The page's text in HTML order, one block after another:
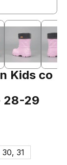
Kids со
28-29
30, 31